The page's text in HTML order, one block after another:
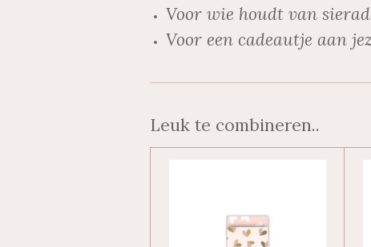
Voor wie houdt van
Voor een cadeautje aan
Leuk te combineren..